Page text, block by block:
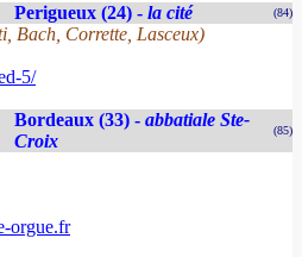
Perigueux (24) - la cité (84)
Bach, Corrette, Lasceux)
5/
Bordeaux (33) - abbatiale Ste-
Croix
(85)
orgue.fr